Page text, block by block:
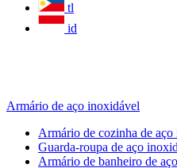
tl
id
Armário de aço inoxidável
Armário de cozinha de
Guarda-roupa de aço
Armário de banheiro de